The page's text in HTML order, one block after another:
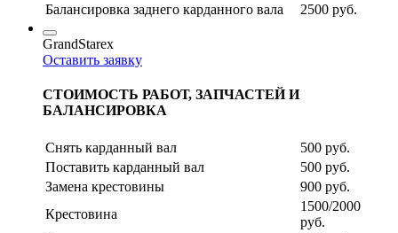
Балансировка заднего карданного вала
2500 руб.
GrandStarex
Оставить заявку
СТОИМОСТЬ РАБОТ, ЗАПЧАСТЕЙ И
БАЛАНСИРОВКА
Снять карданный вал
500 руб.
Поставить карданный вал
500 руб.
Замена крестовины
900 руб.
Крестовина
1500/2000
руб.